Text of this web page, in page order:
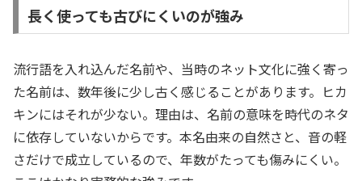
長く使っても古びにくいのが強み
流行語を入れ込んだ名前や、当時のネット文化に強く寄っ
た名前は、数年後に少し古く感じることがあります。ヒカ
キンにはそれが少ない。理由は、名前の意味を時代のネタ
に依存していないからです。本名由来の自然さと、音の軽
さだけで成立しているので、年数がたっても傷みにくい。